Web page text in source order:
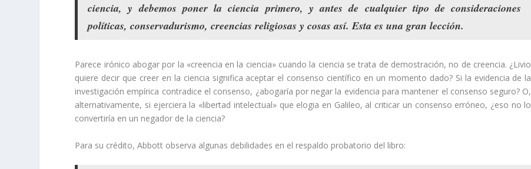
ciencia, y debemos poner la ciencia primero, y antes de cualquier tipo de consideraciones
políticas, conservadurismo, creencias religiosas y cosas así. Esta es una gran lección.
Parece irónico abogar por la «creencia en la ciencia» cuando la ciencia se trata de demostración, no de creencia. ¿Livio
quiere decir que creer en la ciencia significa aceptar el consenso científico en un momento dado? Si la evidencia de la
investigación empírica contradice el consenso, ¿abogaría por negar la evidencia para mantener el consenso seguro? O,
alternativamente, si ejerciera la «libertad intelectual» que elogia en Galileo, al criticar un consenso erróneo, ¿eso no lo
convertiría en un negador de la ciencia?
Para su crédito, Abbott observa algunas debilidades en el respaldo probatorio del libro: